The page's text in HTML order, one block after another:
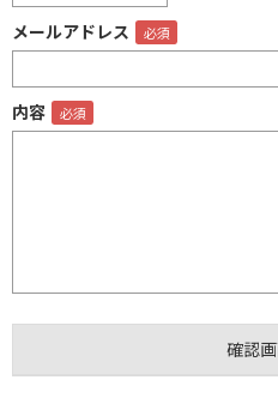
メールアドレス
内容